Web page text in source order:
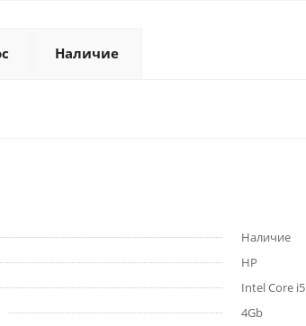
Наличие
Наличие
HP
Intel Core
4Gb